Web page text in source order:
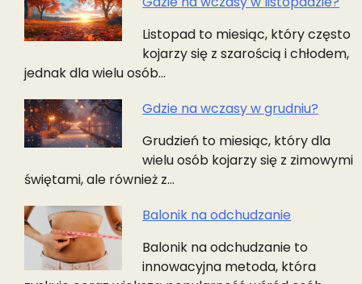
Listopad to miesiąc, który często
kojarzy się z szarością i chłodem,
jednak dla wielu osób…
Gdzie na wczasy w grudniu?
Grudzień to miesiąc, który dla
wielu osób kojarzy się z zimowymi
świętami, ale również z…
Balonik na odchudzanie
Balonik na odchudzanie to
innowacyjna metoda, która